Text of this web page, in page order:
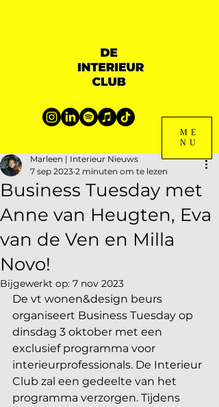
ME
NU
Business Tuesday met
Anne van Heugten, Eva
van de Ven en Milla
Novo!
Marleen | Interieur Nieuws
7 sep 2023 2 minuten om te lezen
Bijgewerkt op: 7 nov 2023
De vt wonen&design beurs
organiseert Business Tuesday op
dinsdag 3 oktober met een
exclusief programma voor
interieurprofessionals. De Interieur
Club zal een gedeelte van het
programma verzorgen. Tijdens